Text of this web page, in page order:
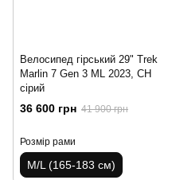
Велосипед гірський 29" Trek
Marlin 7 Gen 3 ML 2023, CH
сірий
36 600 грн 41 900 грн
Розмір рами
M/L (165-183 см)